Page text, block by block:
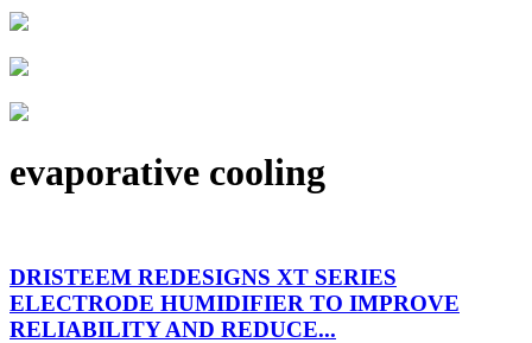
evaporative cooling
DRISTEEM REDESIGNS XT SERIES
ELECTRODE HUMIDIFIER TO IMPROVE
RELIABILITY AND REDUCE...